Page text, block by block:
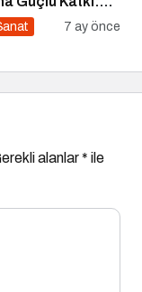
100 Yeni7 ay önce
alanlar* ile